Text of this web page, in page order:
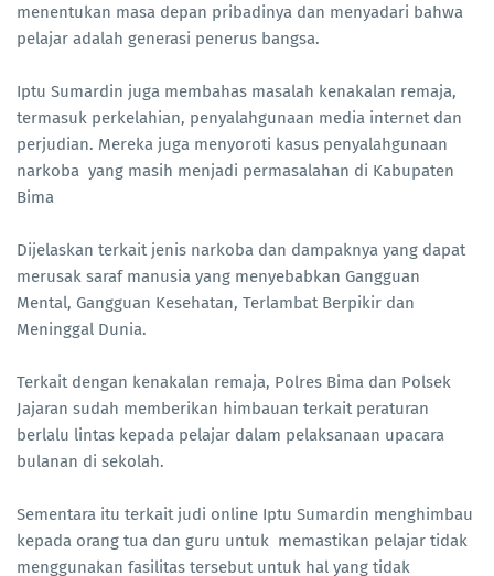
menentukan masa depan pribadinya dan menyadari bahwa
pelajar adalah generasi penerus bangsa.
Iptu Sumardin juga membahas masalah kenakalan remaja,
termasuk perkelahian, penyalahgunaan media internet dan
perjudian. Mereka juga menyoroti kasus penyalahgunaan
narkoba yang masih menjadi permasalahan di Kabupaten
Bima
Dijelaskan terkait jenis narkoba dan dampaknya yang dapat
merusak saraf manusia yang menyebabkan Gangguan
Mental, Gangguan Kesehatan, Terlambat Berpikir dan
Meninggal Dunia.
Terkait dengan kenakalan remaja, Polres Bima dan Polsek
Jajaran sudah memberikan himbauan terkait peraturan
berlalu lintas kepada pelajar dalam pelaksanaan upacara
bulanan di sekolah.
Sementara itu terkait judi online Iptu Sumardin menghimbau
kepada orang tua dan guru untuk memastikan pelajar tidak
menggunakan fasilitas tersebut untuk hal yang tidak